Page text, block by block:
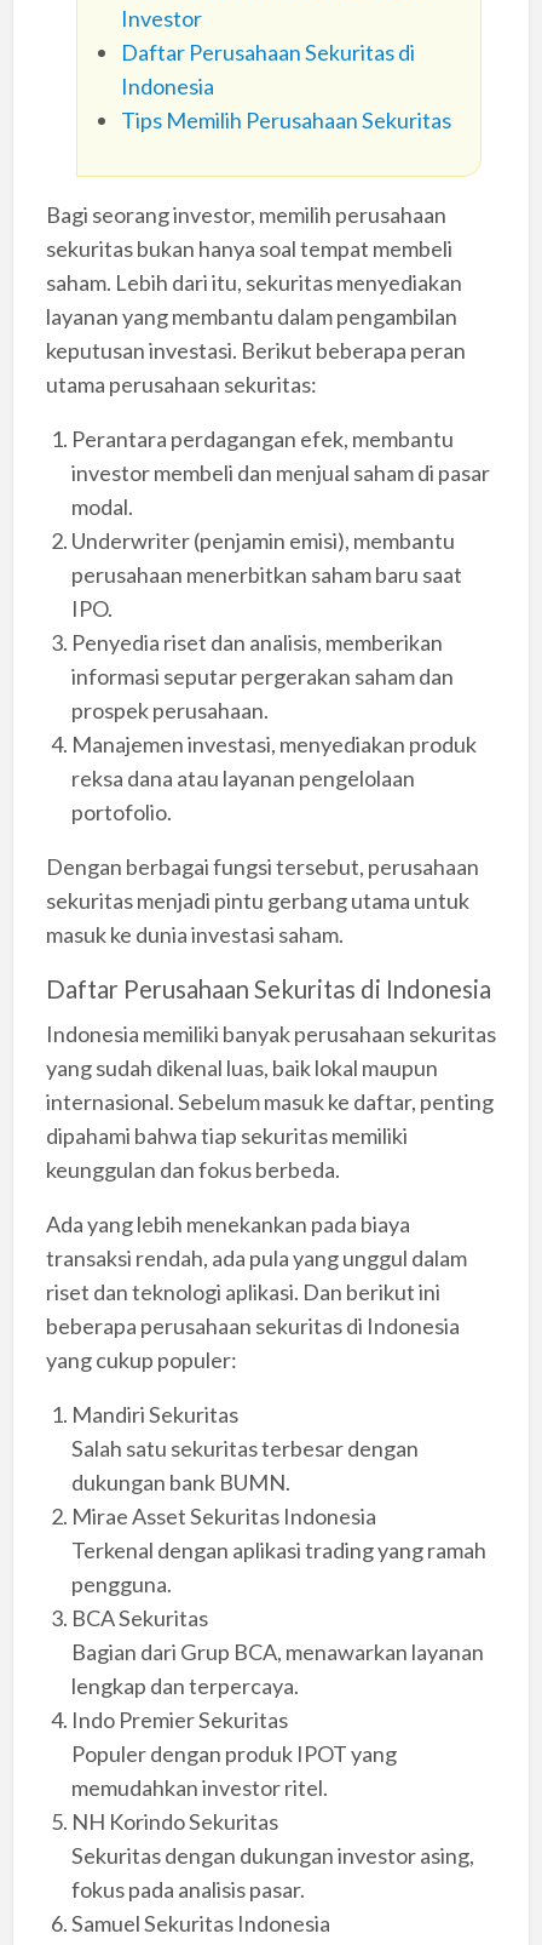
Investor
Daftar Perusahaan Sekuritas di
Indonesia
Tips Memilih Perusahaan Sekuritas
Bagi seorang investor, memilih perusahaan
sekuritas bukan hanya soal tempat membeli
saham. Lebih dari itu, sekuritas menyediakan
layanan yang membantu dalam pengambilan
keputusan investasi. Berikut beberapa peran
utama perusahaan sekuritas:
Perantara perdagangan efek, membantu
investor membeli dan menjual saham di pasar
modal.
Underwriter (penjamin emisi), membantu
perusahaan menerbitkan saham baru saat
IPO.
Penyedia riset dan analisis, memberikan
informasi seputar pergerakan saham dan
prospek perusahaan.
Manajemen investasi, menyediakan produk
reksa dana atau layanan pengelolaan
portofolio.
Dengan berbagai fungsi tersebut, perusahaan
sekuritas menjadi pintu gerbang utama untuk
masuk ke dunia investasi saham.
Daftar Perusahaan Sekuritas di Indonesia
Indonesia memiliki banyak perusahaan sekuritas
yang sudah dikenal luas, baik lokal maupun
internasional. Sebelum masuk ke daftar, penting
dipahami bahwa tiap sekuritas memiliki
keunggulan dan fokus berbeda.
Ada yang lebih menekankan pada biaya
transaksi rendah, ada pula yang unggul dalam
riset dan teknologi aplikasi. Dan berikut ini
beberapa perusahaan sekuritas di Indonesia
yang cukup populer:
Mandiri Sekuritas
Salah satu sekuritas terbesar dengan
dukungan bank BUMN.
Mirae Asset Sekuritas Indonesia
Terkenal dengan aplikasi trading yang ramah
pengguna.
BCA Sekuritas
Bagian dari Grup BCA, menawarkan layanan
lengkap dan terpercaya.
Indo Premier Sekuritas
Populer dengan produk IPOT yang
memudahkan investor ritel.
NH Korindo Sekuritas
Sekuritas dengan dukungan investor asing,
fokus pada analisis pasar.
Samuel Sekuritas Indonesia